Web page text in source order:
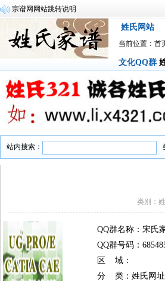
宗谱网网站跳转说明
姓氏网站
当前位置： 首
文化QQ群
站内搜索：
类别：
QQ群名称：宋氏
QQ群号码：
区 域：
分 类：姓氏网址